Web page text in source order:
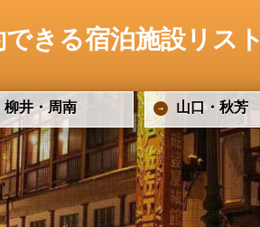
きる宿泊施設リスト
柳井・周南 山口・秋芳